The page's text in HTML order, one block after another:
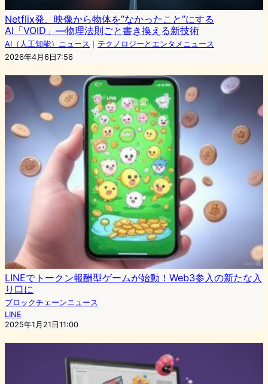
Netflix発、映像から物体を”なかったこと”にする
AI「VOID」—物理法則ごと書き換える新技術
AI（人工知能）ニュース ｜ テクノロジーとエンタメニュース
2026年4月6日7:56
LINEでトークン報酬型ゲームが始動！Web3参入の新たな入
り口に
ブロックチェーンニュース
LINE
2025年1月21日11:00